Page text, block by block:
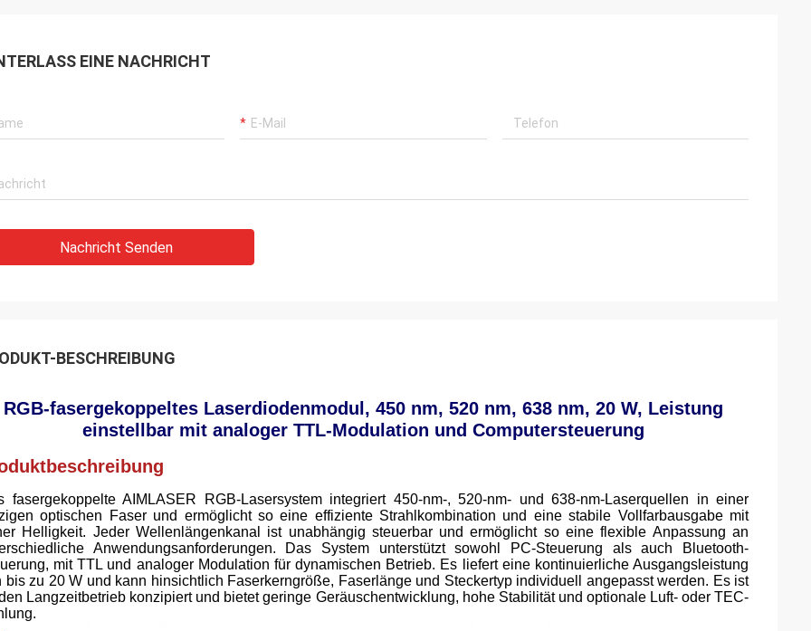
EINE NACHRICHT
Nachricht Senden
BESCHREIBUNG
RGB-fasergekoppeltes Laserdiodenmodul, 450 nm, 520 nm, 638 nm, 20 W, Leistung
einstellbar mit analoger TTL-Modulation und Computersteuerung
fasergekoppelte AIMLASER RGB-Lasersystem integriert 450-nm-, 520-nm- und 638-nm-Laserquellen in einer
optischen Faser und ermöglicht so eine effiziente Strahlkombination und eine stabile Vollfarbausgabe mit
Helligkeit. Jeder Wellenlängenkanal ist unabhängig steuerbar und ermöglicht so eine flexible Anpassung an
Anwendungsanforderungen. Das System unterstützt sowohl PC-Steuerung als auch Bluetooth-
mit TTL und analoger Modulation für dynamischen Betrieb. Es liefert eine kontinuierliche Ausgangsleistung
bis zu 20 W und kann hinsichtlich Faserkerngröße, Faserlänge und Steckertyp individuell angepasst werden. Es ist
Langzeitbetrieb konzipiert und bietet geringe Geräuschentwicklung, hohe Stabilität und optionale Luft- oder TEC-